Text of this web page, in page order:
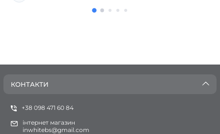
КОНТАКТИ
+38 098 471 60 84
інтернет магазин
inwhitebs@gmail.com